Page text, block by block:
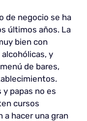
de negocio se ha
últimos años. La
bien con
y
de bares,
papas no es
cursos
a hacer una gran